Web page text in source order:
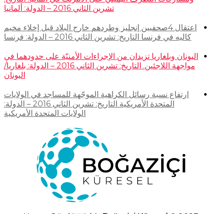
تشرين الثاني 2016 – الدولة: ألمانيا
اعتقال 4صحفيين إنجليز وطردهم خارج البلاد قبل إخلاء مخيم
كاليه في فرنسا التاريخ: تشرين الثاني 2016 – الدولة: فرنسا
اليونان وبلغاريا تزيدان من الإجراءات الأمنيّة على حدودهما في
مواجهة اللاجئين. التاريخ: تشرين الثاني 2016 – الدولة: بلغاريا/
اليونان
ارتفاع نسبة رسائل الكراهية الموجّهة للمساجد في الولايات
المتحدة الأمريكية التاريخ: تشرين الثاني 2016 – الدولة:
الولايات المتحدة الأمريكية